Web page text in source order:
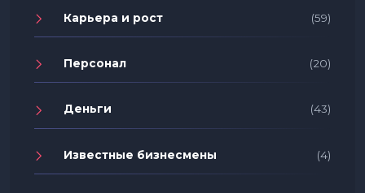
Карьера и рост (59)
Персонал (20)
Деньги (43)
Известные бизнесмены (4)